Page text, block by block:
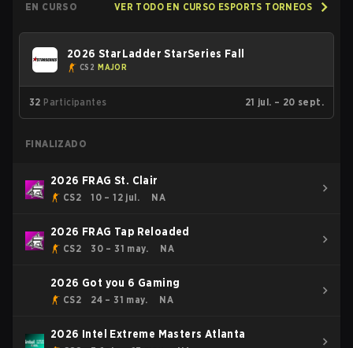
EN CURSO VER TODO EN CURSO ESPORTS TORNEOS
2026 StarLadder StarSeries Fall
CS2 MAJOR
32 Participantes 21 jul. – 20 sept.
FINALIZADO
2026 FRAG St. Clair
CS2 10 – 12 jul. NA
2026 FRAG Tap Reloaded
CS2 30 – 31 may. NA
2026 Got you 6 Gaming
CS2 24 – 31 may. NA
2026 Intel Extreme Masters Atlanta